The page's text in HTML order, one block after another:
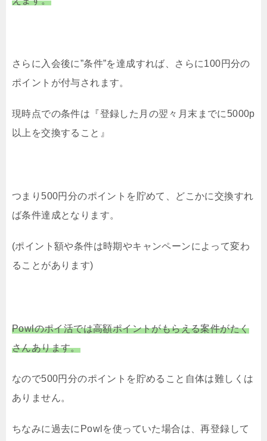
さらに入会後に”条件”を達成すれば、さらに100円分の
ポイントが付与されます。
現時点での条件は『登録した月の翌々月末までに5000p
以上を交換すること』
つまり500円分のポイントを貯めて、どこかに交換すれ
ば条件達成となります。
(ポイント額や条件は時期やキャンペーンによって変わ
ることがあります)
Powlのポイ活では高額ポイントがもらえる案件がたく
さんあります。
なので500円分のポイントを貯めること自体は難しくは
ありません。
ちなみに過去にPowlを使っていた場合は、再登録して